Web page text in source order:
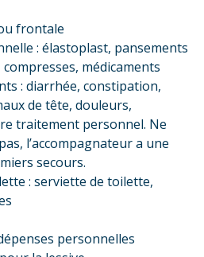
frontale
: élastoplast, pansements
compresses, médicaments
: diarrhée, constipation,
de tête, douleurs,
traitement personnel. Ne
l’accompagnateur a une
secours.
: serviette de toilette,
personnelles